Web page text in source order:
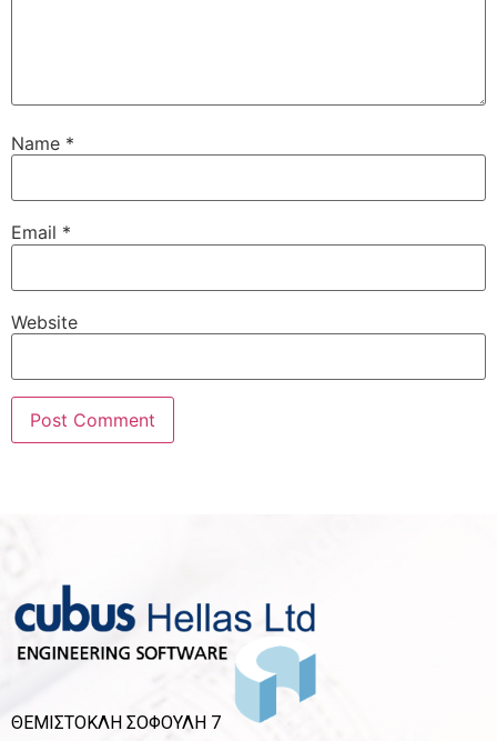
Name *
Email *
Website
ΘΕΜΙΣΤΟΚΛΗ ΣΟΦΟΥΛΗ 7